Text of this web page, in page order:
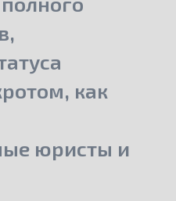
как
юристы и